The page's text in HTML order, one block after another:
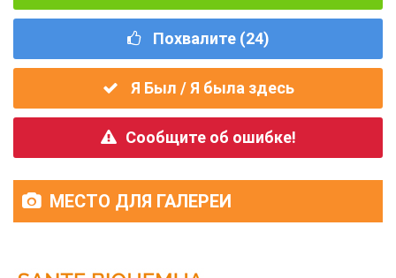
Похвалите (24)
Я Был / Я была здесь
Сообщите об ошибке!
МЕСТО ДЛЯ ГАЛЕРЕИ